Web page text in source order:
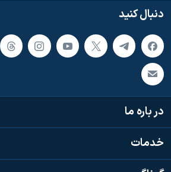
دنبال کنید
در باره ما
خدمات